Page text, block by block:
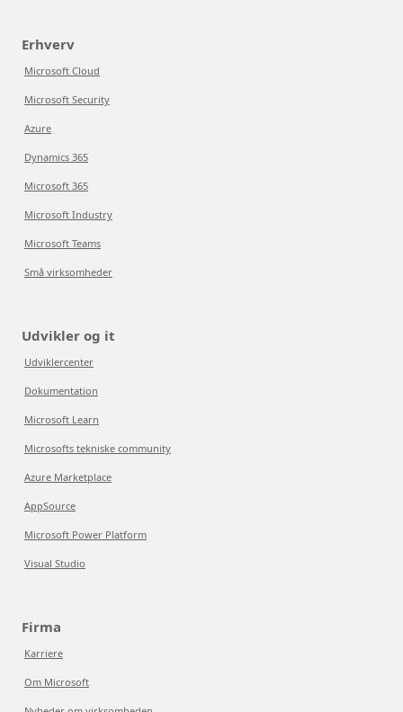
Erhverv
Microsoft Cloud
Microsoft Security
Azure
Dynamics 365
Microsoft 365
Microsoft Industry
Microsoft Teams
Små virksomheder
Udvikler og it
Udviklercenter
Dokumentation
Microsoft Learn
Microsofts tekniske community
Azure Marketplace
AppSource
Microsoft Power Platform
Visual Studio
Firma
Karriere
Om Microsoft